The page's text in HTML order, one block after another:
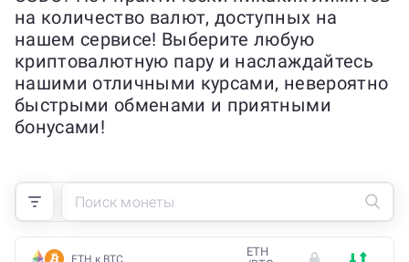
на количество валют, доступных на
нашем сервисе! Выберите любую
криптовалютную пару и наслаждайтесь
нашими отличными курсами, невероятно
быстрыми обменами и приятными
бонусами!
ETH к BTC
ETH